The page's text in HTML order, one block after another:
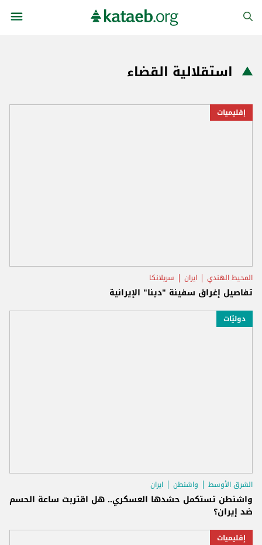
استقلالية القضاء
إقليميات
المحيط الهندي ايران سريلانكا
تفاصيل إغراق سفينة "دينا" الإيرانية
دوليّات
الشرق الأوسط واشنطن ايران
واشنطن تستكمل حشدها العسكري.. هل اقتربت ساعة الحسم
ضد إيران؟
إقليميات